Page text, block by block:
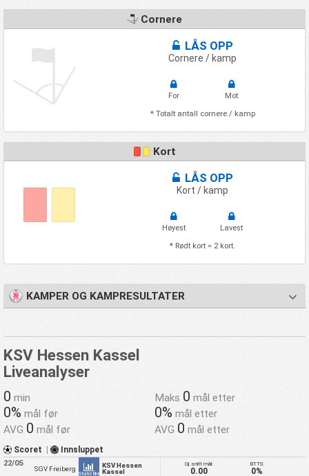
Cornere
LÅS OPP
Cornere / kamp
For
Mot
* Totalt antall cornere / kamp
Kort
LÅS OPP
Kort / kamp
Høyest
Lavest
* Rødt kort = 2 kort.
KAMPER OG KAMPRESULTATER
KSV Hessen Kassel
Liveanalyser
0 min Maks 0 mål etter
0% mål før 0% mål etter
AVG 0 mål før AVG 0 mål etter
Scoret Innsluppet
22/05
SGV Freiberg
Statistikk
KSV Hessen
Kassel
Gj.snitt mål:
0.00
BTTS:
0%